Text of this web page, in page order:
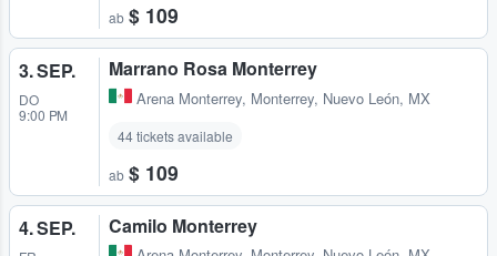
ab $ 109
3. SEP.
DO
9:00 PM
Marrano Rosa Monterrey
Arena Monterrey, Monterrey, Nuevo León, MX
44 tickets available
ab $ 109
4. SEP. Camilo Monterrey